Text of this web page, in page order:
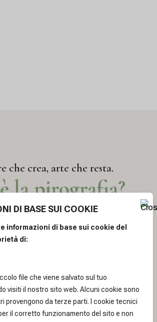
DI BASE SUI COOKIE
informazioni di base sui cookie del
di:
file che viene salvato sul tuo
visiti il nostro sito web. Alcuni cookie sono
provengono da terze parti. I cookie tecnici
il corretto funzionamento del sito e non
che crea, arte che resta.
la pirografia?